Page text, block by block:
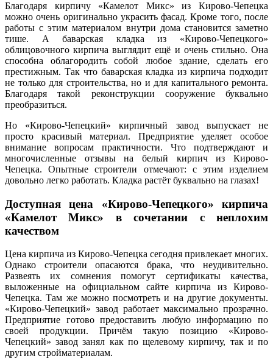
Благодаря кирпичу «Камелот Микс» из Кирово-Чепецка
можно очень оригинально украсить фасад. Кроме того, после
работы с этим материалом внутри дома становится заметно
тише. А баварская кладка из «Кирово-Чепецкого»
облицовочного кирпича выглядит ещё и очень стильно. Она
способна облагородить собой любое здание, сделать его
престижным. Так что баварская кладка из кирпича подходит
не только для строительства, но и для капитального ремонта.
Благодаря такой реконструкции сооружение буквально
преобразиться.
Но «Кирово-Чепецкий» кирпичный завод выпускает не
просто красивый материал. Предприятие уделяет особое
внимание вопросам практичности. Что подтверждают и
многочисленные отзывы на белый кирпич из Кирово-
Чепецка. Опытные строители отмечают: с этим изделием
довольно легко работать. Кладка растёт буквально на глазах!
Доступная цена «Кирово-Чепецкого» кирпича
«Камелот Микс» в сочетании с неплохим
качеством
Цена кирпича из Кирово-Чепецка сегодня привлекает многих.
Однако строители опасаются брака, что неудивительно.
Развеять их сомнения помогут сертификаты качества,
выложенные на официальном сайте кирпича из Кирово-
Чепецка. Там же можно посмотреть и на другие документы.
«Кирово-Чепецкий» завод работает максимально прозрачно.
Предприятие готово предоставить любую информацию по
своей продукции. Причём такую позицию «Кирово-
Чепецкий» завод занял как по щелевому кирпичу, так и по
другим стройматериалам.